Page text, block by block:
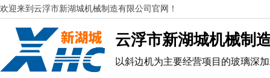
欢迎来到 云浮市新湖城机械制造有限公司官网！
云浮市新湖城机械制
以斜边机为主要经营项目的玻璃深